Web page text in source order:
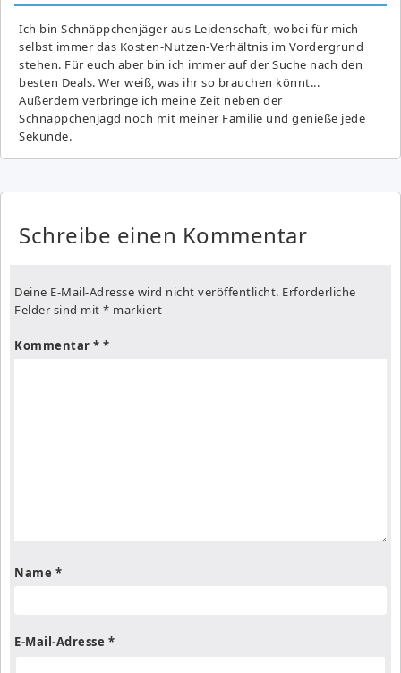
Ich bin Schnäppchenjäger aus Leidenschaft, wobei für mich
selbst immer das Kosten-Nutzen-Verhältnis im Vordergrund
stehen. Für euch aber bin ich immer auf der Suche nach den
besten Deals. Wer weiß, was ihr so brauchen könnt...
Außerdem verbringe ich meine Zeit neben der
Schnäppchenjagd noch mit meiner Familie und genieße jede
Sekunde.
Schreibe einen Kommentar
Deine E-Mail-Adresse wird nicht veröffentlicht. Erforderliche
Felder sind mit * markiert
Kommentar *
Name *
E-Mail-Adresse *